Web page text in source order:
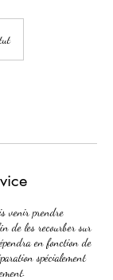
venir prendre
de les recourber sur
en fonction de
spécialement